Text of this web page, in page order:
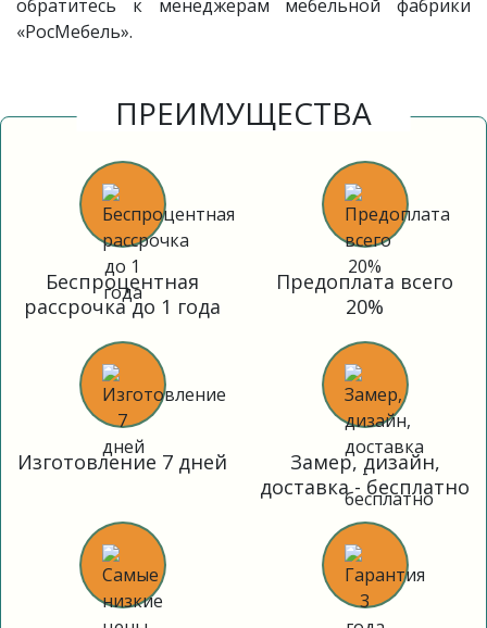
обратитесь к менеджерам мебельной фабрики
«РосМебель».
ПРЕИМУЩЕСТВА
Беспроцентная
рассрочка до 1 года
Предоплата всего
20%
Изготовление 7 дней
Замер, дизайн,
доставка - бесплатно